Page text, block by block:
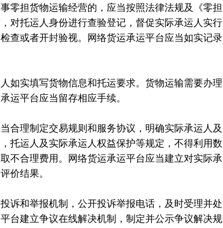
零担货物运输经营的，应当按照法律法规及《零担
对托运人身份进行查验登记，督促实际承运人实行
查或者开封验视。网络货运承运平台应当如实记录
如实填写货物信息和托运要求。货物运输需要办理
运平台应当留存相应手续。
合理制定交易规则和服务协议，明确实际承运人及
托运人及实际承运人权益保护等规定，不得利用数
不合理费用。网络货运承运平台应当建立对实际承
价结果。
诉和举报机制，公开投诉举报电话，及时受理并处
台建立争议在线解决机制，制定并公示争议解决规